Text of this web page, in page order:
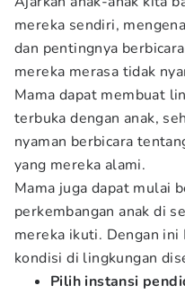
mereka sendiri,
dan pentingnya
mereka merasa tidak
Mama dapat membuat
terbuka dengan anak,
nyaman berbicara
yang mereka alami.
Mama juga dapat mulai
perkembangan anak di
mereka ikuti. Dengan ini
kondisi di lingkungan
Pilih instansi